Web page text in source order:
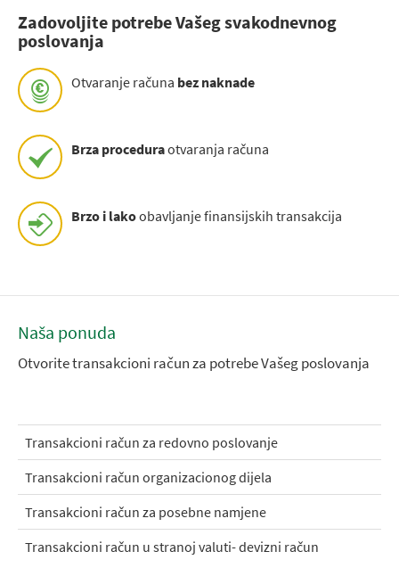
Zadovoljite potrebe Vašeg svakodnevnog
poslovanja
Otvaranje računa bez naknade
Brza proceduraotvaranja računa
Brzo i lakoobavljanje finansijskih transakcija
Naša ponuda
Otvorite transakcioni račun za potrebe Vašeg poslovanja
Transakcioni račun za redovno poslovanje
Transakcioni račun organizacionog dijela
Transakcioni račun za posebne namjene
Transakcioni račun u stranoj valuti- devizni račun